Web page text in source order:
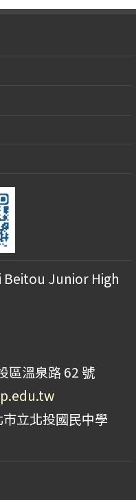
Beitou Junior High
區溫泉路 62 號
市立北投國民中學